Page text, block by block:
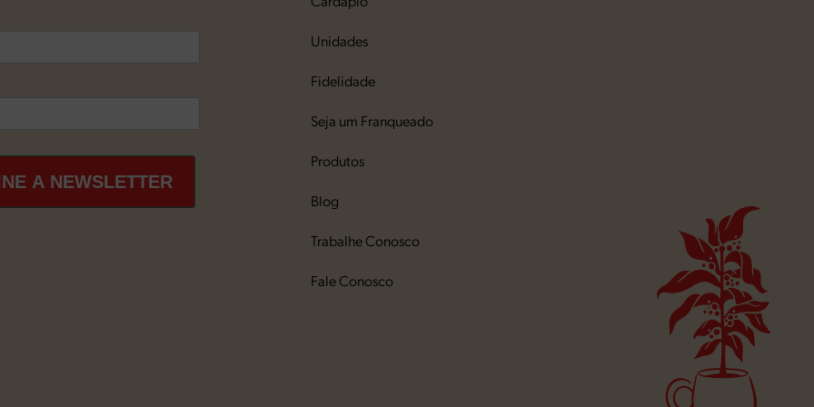
A NEWSLETTER
Unidades
Fidelidade
Seja um Franqueado
Produtos
Blog
Trabalhe Conosco
Fale Conosco